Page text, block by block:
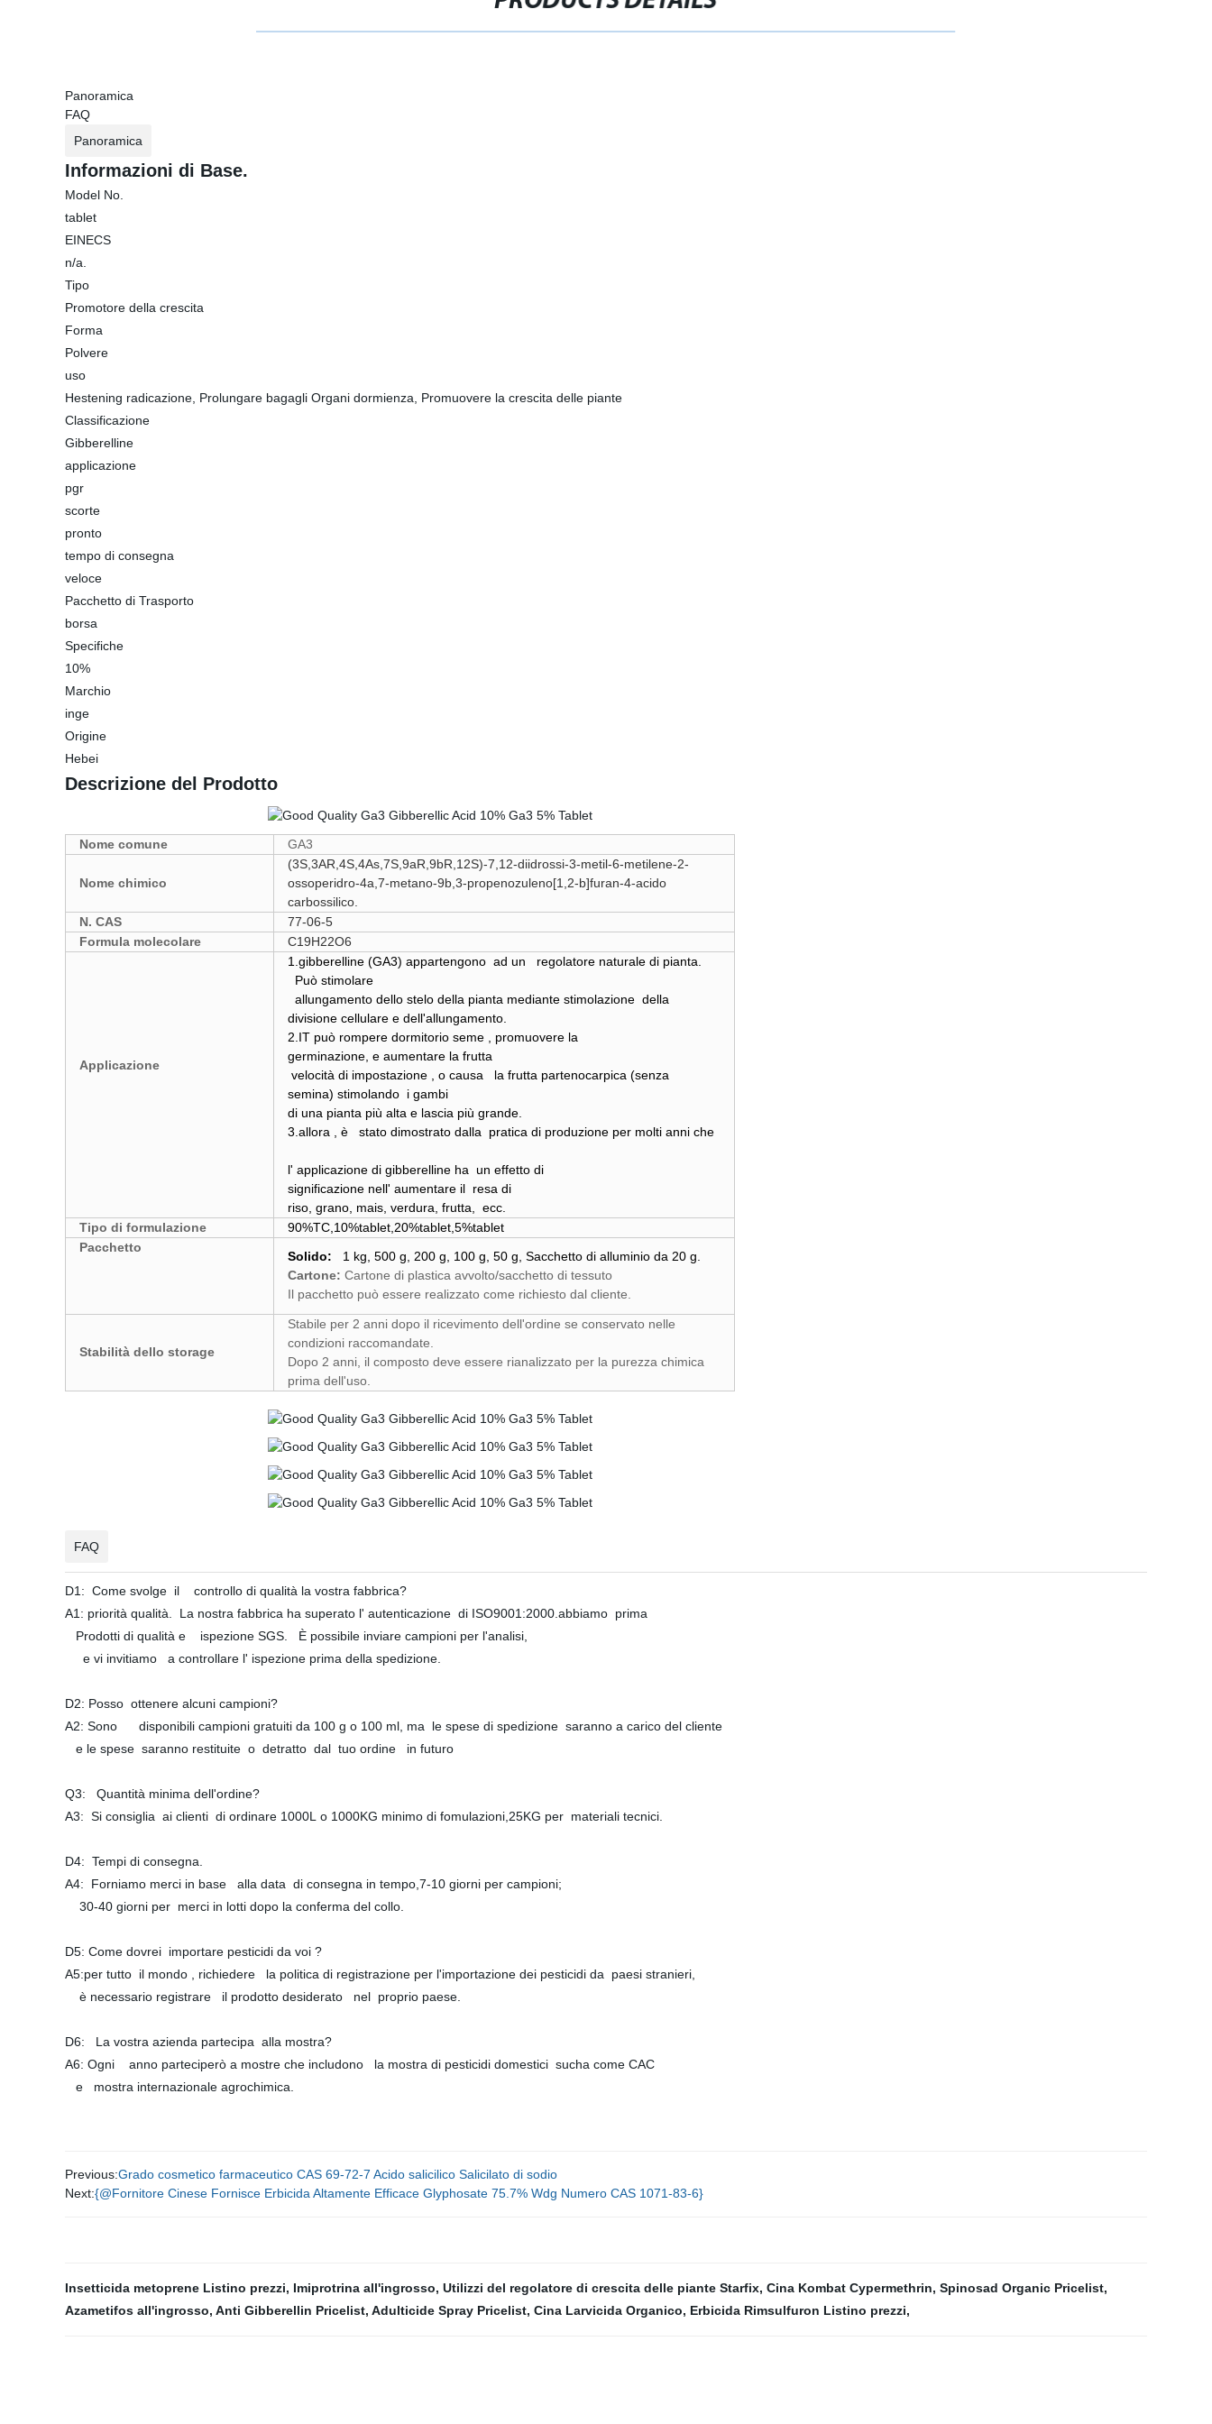
Panoramica
FAQ
Panoramica
Informazioni di Base.
Model No.
tablet
EINECS
n/a.
Tipo
Promotore della crescita
Forma
Polvere
uso
Hestening radicazione, Prolungare bagagli Organi dormienza, Promuovere la crescita delle piante
Classificazione
Gibberelline
applicazione
pgr
scorte
pronto
tempo di consegna
veloce
Pacchetto di Trasporto
borsa
Specifiche
10%
Marchio
inge
Origine
Hebei
Descrizione del Prodotto
Nome comune GA3
Nome chimico
(3S,3AR,4S,4As,7S,9aR,9bR,12S)-7,12-diidrossi-3-metil-6-metilene-2-
ossoperidro-4a,7-metano-9b,3-propenozuleno[1,2-b]furan-4-acido
carbossilico.
N. CAS
77-06-5
Formula molecolare
C19H22O6
Applicazione
1.gibberelline (GA3) appartengono ad un regolatore naturale di pianta.
Può stimolare
allungamento dello stelo della pianta mediante stimolazione della
divisione cellulare e dell'allungamento.
2.IT può rompere dormitorio seme , promuovere la
germinazione, e aumentare la frutta
velocità di impostazione , o causa la frutta partenocarpica (senza
semina) stimolando i gambi
di una pianta più alta e lascia più grande.
3.allora , è stato dimostrato dalla pratica di produzione per molti anni che
l' applicazione di gibberelline ha un effetto di
significazione nell' aumentare il resa di
riso, grano, mais, verdura, frutta, ecc.
Tipo di formulazione
90%TC,10%tablet,20%tablet,5%tablet
Pacchetto
Solido:
1 kg, 500 g, 200 g, 100 g, 50 g, Sacchetto di alluminio da 20 g.
Cartone: Cartone di plastica avvolto/sacchetto di tessuto
Il pacchetto può essere realizzato come richiesto dal cliente.
Stabilità dello storage
Stabile per 2 anni dopo il ricevimento dell'ordine se conservato nelle
condizioni raccomandate.
Dopo 2 anni, il composto deve essere rianalizzato per la purezza chimica
prima dell'uso.
FAQ
D1: Come svolge il controllo di qualità la vostra fabbrica?
A1: priorità qualità. La nostra fabbrica ha superato l' autenticazione di ISO9001:2000.abbiamo prima
Prodotti di qualità e ispezione SGS. È possibile inviare campioni per l'analisi,
e vi invitiamo a controllare l' ispezione prima della spedizione.
D2: Posso ottenere alcuni campioni?
A2: Sono disponibili campioni gratuiti da 100 g o 100 ml, ma le spese di spedizione saranno a carico del cliente
e le spese saranno restituite o detratto dal tuo ordine in futuro
Q3: Quantità minima dell'ordine?
A3: Si consiglia ai clienti di ordinare 1000L o 1000KG minimo di fomulazioni,25KG per materiali tecnici.
D4: Tempi di consegna.
A4: Forniamo merci in base alla data di consegna in tempo,7-10 giorni per campioni;
30-40 giorni per merci in lotti dopo la conferma del collo.
D5: Come dovrei importare pesticidi da voi ?
A5:per tutto il mondo , richiedere la politica di registrazione per l'importazione dei pesticidi da paesi stranieri,
è necessario registrare il prodotto desiderato nel proprio paese.
D6: La vostra azienda partecipa alla mostra?
A6: Ogni anno parteciperò a mostre che includono la mostra di pesticidi domestici sucha come CAC
e mostra internazionale agrochimica.
Previous:Grado cosmetico farmaceutico CAS 69-72-7 Acido salicilico Salicilato di sodio
Next:{@Fornitore Cinese Fornisce Erbicida Altamente Efficace Glyphosate 75.7% Wdg Numero CAS 1071-83-6}
Insetticida metoprene Listino prezzi, Imiprotrina all'ingrosso, Utilizzi del regolatore di crescita delle piante Starfix, Cina Kombat Cypermethrin, Spinosad Organic Pricelist,
Azametifos all'ingrosso, Anti Gibberellin Pricelist, Adulticide Spray Pricelist, Cina Larvicida Organico, Erbicida Rimsulfuron Listino prezzi,